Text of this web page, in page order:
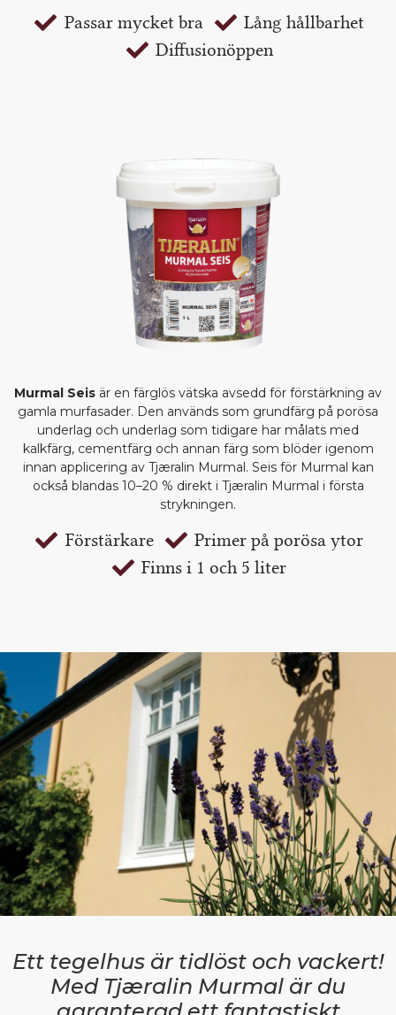
Passar mycket bra
Lång hållbarhet
Diffusionöppen
Murmal Seis är en färglös vätska avsedd för förstärkning av
gamla murfasader. Den används som grundfärg på porösa
underlag och underlag som tidigare har målats med
kalkfärg, cementfärg och annan färg som blöder igenom
innan applicering av Tjæralin Murmal. Seis för Murmal kan
också blandas 10–20 % direkt i Tjæralin Murmal i första
strykningen.
Förstärkare
Primer på porösa ytor
Finns i 1 och 5 liter
Ett tegelhus är tidlöst och vackert!
Med Tjæralin Murmal är du